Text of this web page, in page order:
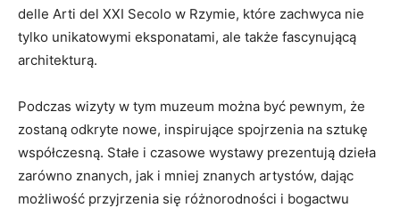
delle Arti del XXI Secolo ⁣w Rzymie, ‌które zachwyca ‍nie
tylko unikatowymi ⁣eksponatami,⁤ ale także⁢ fascynującą‌
architekturą.
Podczas wizyty ​w​ tym muzeum można być‍ pewnym, że⁢
zostaną odkryte ​nowe, inspirujące spojrzenia na sztukę‌
współczesną. Stałe i czasowe wystawy prezentują dzieła
⁤zarówno ‌znanych, ⁣jak i mniej znanych‌ artystów,⁣ dając
możliwość przyjrzenia⁤ się różnorodności ⁤i‌ bogactwu